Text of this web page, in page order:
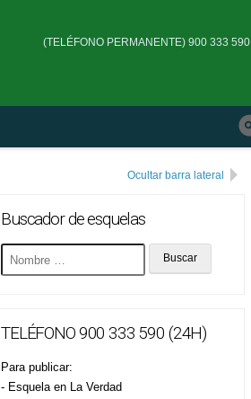
main
(TELÉFONO PERMANENTE) 900 333 590
Ocultar barra lateral
Buscador de esquelas
Buscar
esquela
TELÉFONO 900 333 590 (24H)
Para publicar:
- Esquela en La Verdad